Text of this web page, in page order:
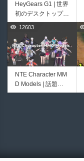
HeyGears G1 | 世界
初のデスクトップ型
フルカラー3D＆UV
統合型プリンターが
登場！
499
Unityエフェクトレ
シピブック パーツ
を組み合わせて作れ
12603
NTE Character MM
D Models | 話題の
ゲーム『NTE（Nev